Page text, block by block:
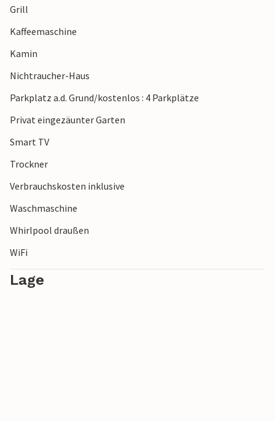
Famenne, Durbuy und das wunderschöne Arboretum von
Robert Lenoir.
Hinweis: In dieser Villa wird Wert auf Ruhe und Respekt vor
der Natur gelegt. Willkommen sind Gäste, die dies schätzen
Grill
Kaffeemaschine
Kamin
Nichtraucher-Haus
Parkplatz a.d. Grund/kostenlos : 4 Parkplätze
Privat eingezäunter Garten
Smart TV
Trockner
Verbrauchskosten inklusive
Waschmaschine
Whirlpool draußen
WiFi
Lage